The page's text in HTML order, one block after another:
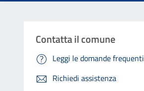
Contatta il comune
Leggi le domande frequenti
Richiedi assistenza